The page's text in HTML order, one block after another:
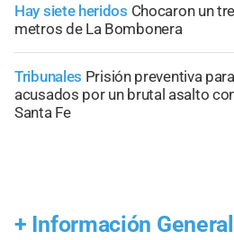
Hay siete heridos Chocaron un
metros de La Bombonera
Tribunales Prisión preventiva
acusados por un brutal asalto
Santa Fe
+ Información General